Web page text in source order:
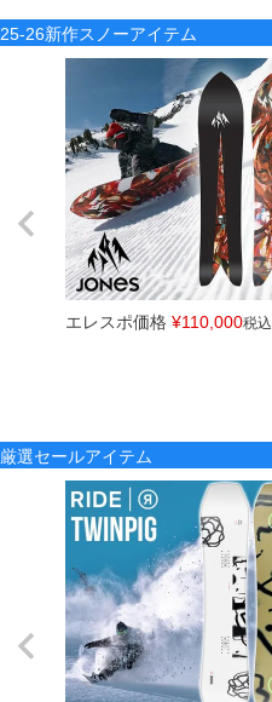
25-26新作スノーアイテム
エレスポ価格 ¥110,000税込
厳選セールアイテム